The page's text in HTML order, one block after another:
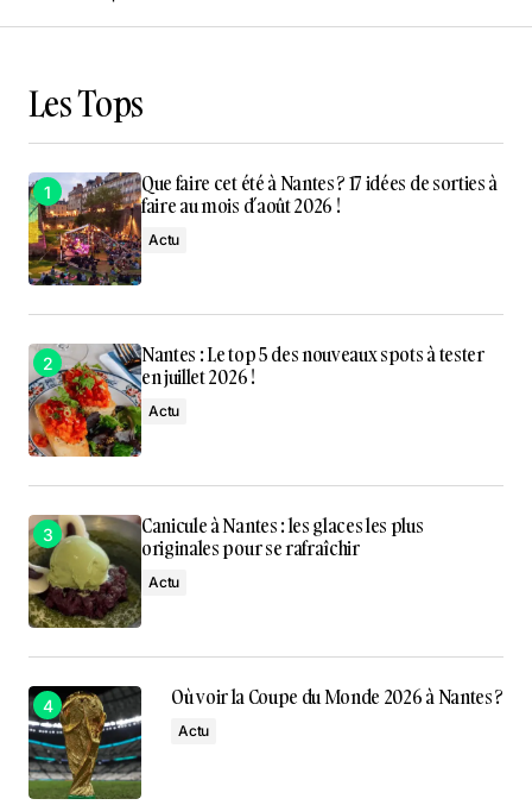
Les Tops
Que faire cet été à Nantes ? 17 idées de sorties à
faire au mois d’août 2026 !
Actu
Nantes : Le top 5 des nouveaux spots à tester
en juillet 2026 !
Actu
Canicule à Nantes : les glaces les plus
originales pour se rafraîchir
Actu
Où voir la Coupe du Monde 2026 à Nantes ?
Actu